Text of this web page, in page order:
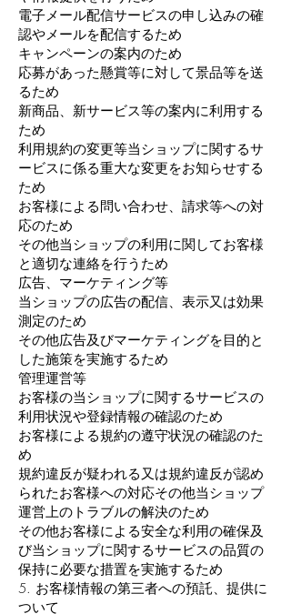
電子メール配信サービスの申し込みの確
認やメールを配信するため
キャンペーンの案内のため
応募があった懸賞等に対して景品等を送
るため
新商品、新サービス等の案内に利用する
ため
利用規約の変更等当ショップに関するサ
ービスに係る重大な変更をお知らせする
ため
お客様による問い合わせ、請求等への対
応のため
その他当ショップの利用に関してお客様
と適切な連絡を行うため
広告、マーケティング等
当ショップの広告の配信、表示又は効果
測定のため
その他広告及びマーケティングを目的と
した施策を実施するため
管理運営等
お客様の当ショップに関するサービスの
利用状況や登録情報の確認のため
お客様による規約の遵守状況の確認のた
め
規約違反が疑われる又は規約違反が認め
られたお客様への対応その他当ショップ
運営上のトラブルの解決のため
その他お客様による安全な利用の確保及
び当ショップに関するサービスの品質の
保持に必要な措置を実施するため
5. お客様情報の第三者への預託、提供に
ついて